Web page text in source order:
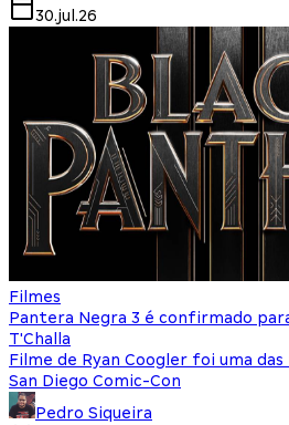
30.jul.26
Filmes
Pantera Negra 3 é confirmado
T'Challa
Filme de Ryan Coogler foi uma
San Diego Comic-Con
Pedro Siqueira